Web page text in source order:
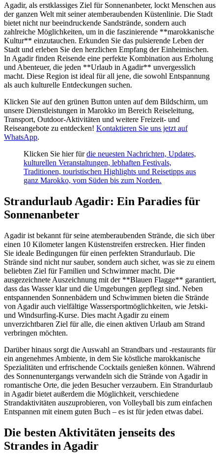
Agadir, als erstklassiges Ziel für Sonnenanbeter, lockt Menschen aus
der ganzen Welt mit seiner atemberaubenden Küstenlinie. Die Stadt
bietet nicht nur beeindruckende Sandstrände, sondern auch
zahlreiche Möglichkeiten, um in die faszinierende **marokkanische
Kultur** einzutauchen. Erkunden Sie das pulsierende Leben der
Stadt und erleben Sie den herzlichen Empfang der Einheimischen.
In Agadir finden Reisende eine perfekte Kombination aus Erholung
und Abenteuer, die jeden **Urlaub in Agadir** unvergesslich
macht. Diese Region ist ideal für all jene, die sowohl Entspannung
als auch kulturelle Entdeckungen suchen.
Klicken Sie auf den grünen Button unten auf dem Bildschirm, um
unsere Dienstleistungen in Marokko im Bereich Reiseleitung,
Transport, Outdoor-Aktivitäten und weitere Freizeit- und
Reiseangebote zu entdecken! Kontaktieren Sie uns jetzt auf
WhatsApp.
Klicken Sie hier fürdie neuesten Nachrichten, Updates,
kulturellen Veranstaltungen, lebhaften Festivals,
Traditionen, touristischen Highlights und Reisetipps aus
ganz Marokko, vom Süden bis zum Norden.
Strandurlaub Agadir: Ein Paradies für
Sonnenanbeter
Agadir ist bekannt für seine atemberaubenden Strände, die sich über
einen 10 Kilometer langen Küstenstreifen erstrecken. Hier finden
Sie ideale Bedingungen für einen perfekten Strandurlaub. Die
Strände sind nicht nur sauber, sondern auch sicher, was sie zu einem
beliebten Ziel für Familien und Schwimmer macht. Die
ausgezeichnete Auszeichnung mit der **Blauen Flagge** garantiert,
dass das Wasser klar und die Umgebungen gepflegt sind. Neben
entspannenden Sonnenbädern und Schwimmen bieten die Strände
von Agadir auch vielfältige Wassersportmöglichkeiten, wie Jetski-
und Windsurfing-Kurse. Dies macht Agadir zu einem
unverzichtbaren Ziel für alle, die einen aktiven Urlaub am Strand
verbringen möchten.
Darüber hinaus sorgt die Auswahl an Strandbars und -restaurants für
ein angenehmes Ambiente, in dem Sie köstliche marokkanische
Spezialitäten und erfrischende Cocktails genießen können. Während
des Sonnenuntergangs verwandeln sich die Strände von Agadir in
romantische Orte, die jeden Besucher verzaubern. Ein Strandurlaub
in Agadir bietet außerdem die Möglichkeit, verschiedene
Strandaktivitäten auszuprobieren, von Volleyball bis zum einfachen
Entspannen mit einem guten Buch – es ist für jeden etwas dabei.
Die besten Aktivitäten jenseits des
Strandes in Agadir